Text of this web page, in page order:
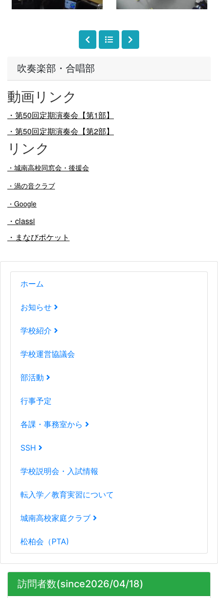
吹奏楽部・合唱部
動画リンク
・第50回定期演奏会【第1部】
・第50回定期演奏会【第2部】
リンク
・ 城南高校同窓会・後援会
・渦の音クラブ
・Google
・classi
・まなびポケット
ホーム
お知らせ
学校紹介
学校運営協議会
部活動
行事予定
各課・事務室から
SSH
学校説明会・入試情報
転入学／教育実習について
城南高校家庭クラブ
松柏会（PTA)
訪問者数(since2026/04/18)